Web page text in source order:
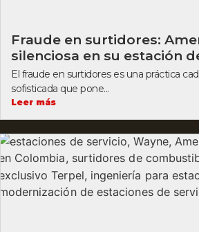
Fraude en surtidores:
silenciosa en su estación
El fraude en surtidores es una práctica
sofisticada que pone...
Leer más